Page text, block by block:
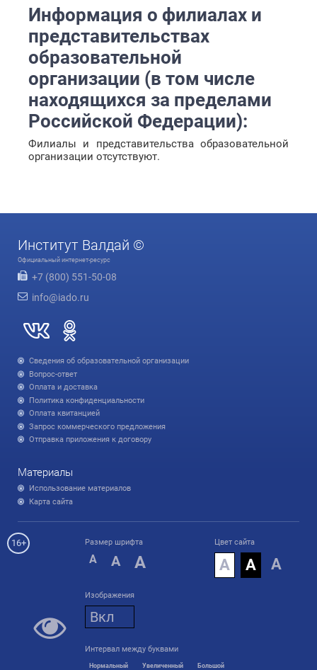
Информация о филиалах и
представительствах
образовательной
организации (в том числе
находящихся за пределами
Российской Федерации):
Филиалы и представительства образовательной
организации отсутствуют.
Институт Валдай ©
Официальный интернет-ресурс
+7 (800) 551-50-08
info@iado.ru
Сведения об образовательной организации
Вопрос-ответ
Оплата и доставка
Политика конфиденциальности
Оплата квитанцией
Запрос коммерческого предложения
Отправка приложения к договору
Материалы
Использование материалов
Карта сайта
16+ Размер шрифта
A A A
Цвет сайта
А А А
Изображения
Вкл
Интервал между буквами
Нормальный Увеличенный Большой